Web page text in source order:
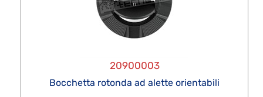
20900003
Bocchetta rotonda ad alette orientabili